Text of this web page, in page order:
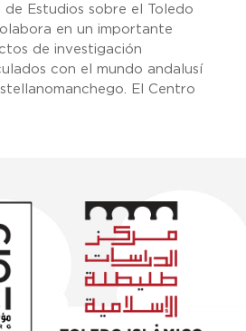
Estudios sobre el Toledo
en un importante
de investigación
con el mundo andalusí
El Centro